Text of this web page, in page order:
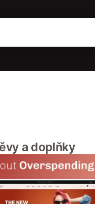
a doplňky